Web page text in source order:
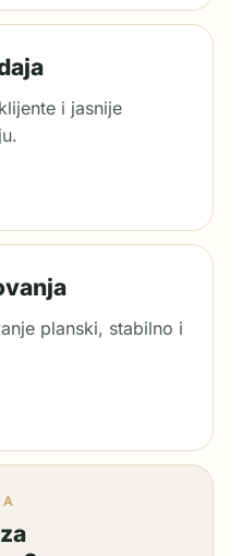
i jasnije
planski, stabilno i